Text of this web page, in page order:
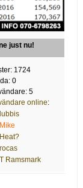
just nu!
1724
0
5
online:
lubbis
Mike
Heat?
rocas
T Ramsmark